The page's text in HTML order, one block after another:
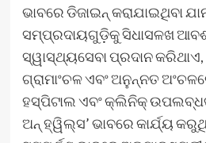
ଭାବରେ ଡିଜାଇନ୍ କରାଯାଇଥିବା
ସମ୍ପ୍ରଦାୟଗୁଡ଼ିକୁ ସିଧାସଳଖ
ସ୍ୱାସ୍ଥ୍ୟସେବା ପ୍ରଦାନ
ଗ୍ରାମାଂଚଳ ଏବଂ ଅନୁନ୍ନତ
ହସ୍ପିଟାଲ ଏବଂ କ୍ଲିନିକ୍
ଅନ୍ ହ୍ୱିଲ୍ସ’ ଭାବରେ କାର୍ଯ୍ୟ